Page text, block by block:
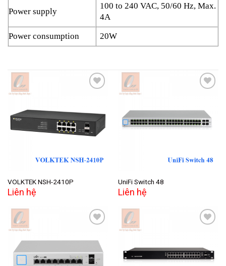
Power supply
100 to 240 VAC, 50/60 Hz, Max.
4A
Power consumption
20W
Add to
wishlist
VOLKTEK NSH-2410P
Liên hệ
Add to
wishlist
UniFi Switch 48
Liên hệ
Add to
wishlist
Add to
wishlist